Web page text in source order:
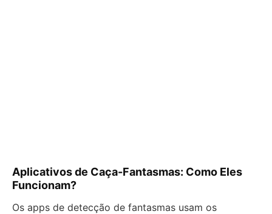
Aplicativos de Caça-Fantasmas: Como Eles
Funcionam?
Os apps de detecção de fantasmas usam os